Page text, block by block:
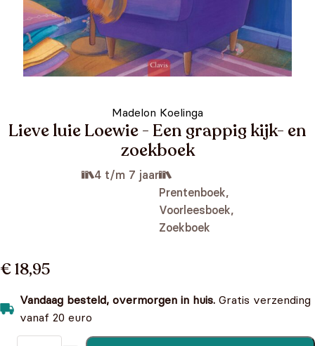
Madelon Koelinga
Lieve luie Loewie - Een grappig kijk- en
zoekboek
4 t/m 7 jaar
Prentenboek,
Voorleesboek,
Zoekboek
€ 18,95
Vandaag besteld, overmorgen in huis. Gratis verzending
vanaf 20 euro